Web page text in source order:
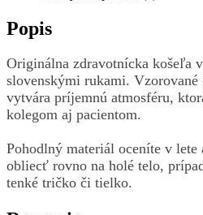
Popis
Originálna zdravotnícka košeľa
slovenskými rukami. Vzorované
vytvára príjemnú atmosféru,
kolegom aj pacientom.
Pohodlný materiál oceníte v
obliecť rovno na holé telo,
tenké tričko či tielko.